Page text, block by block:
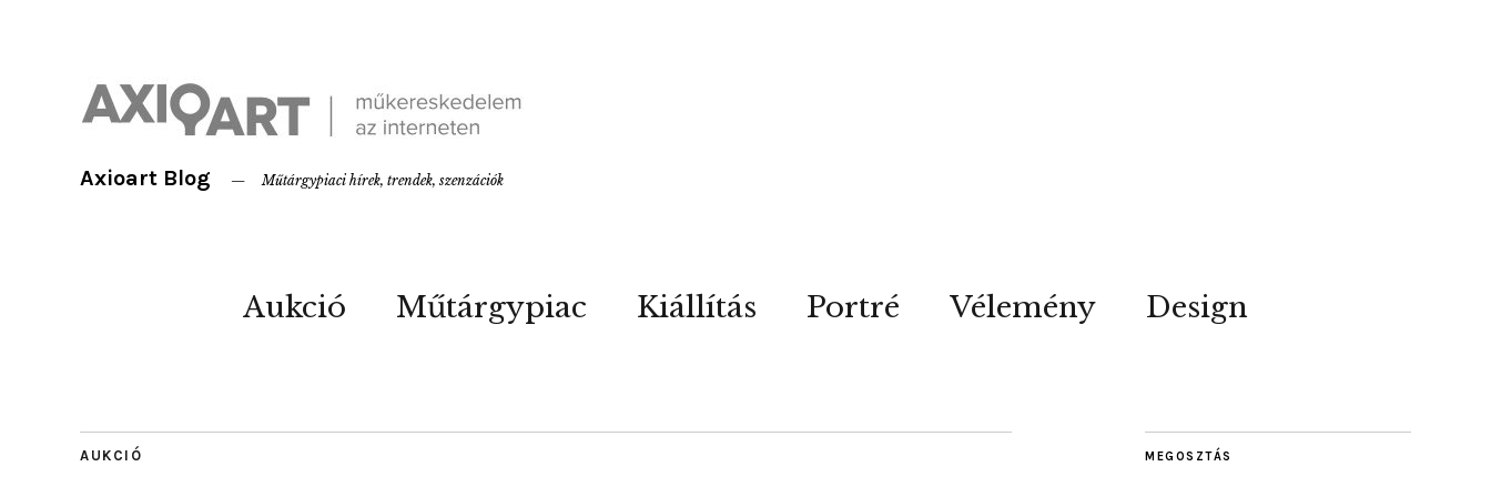
Axioart Blog Műtárgypiaci hírek, trendek, szenzációk
Aukció Műtárgypiac Kiállítás Portré Vélemény Design
AUKCIÓ MEGOSZTÁS